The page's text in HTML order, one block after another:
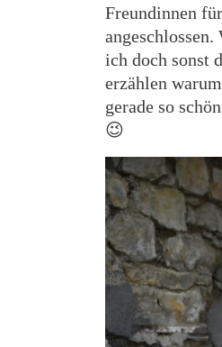
Freundinnen
ich doch sonst
erzählen
gerade so
😉